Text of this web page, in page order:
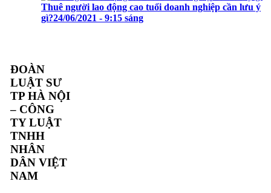
Thuê người lao động cao tuổi doanh nghiệp cần lưu ý
gì?24/06/2021 - 9:15 sáng
ĐOÀN
LUẬT SƯ
TP HÀ NỘI
– CÔNG
TY LUẬT
TNHH
NHÂN
DÂN VIỆT
NAM